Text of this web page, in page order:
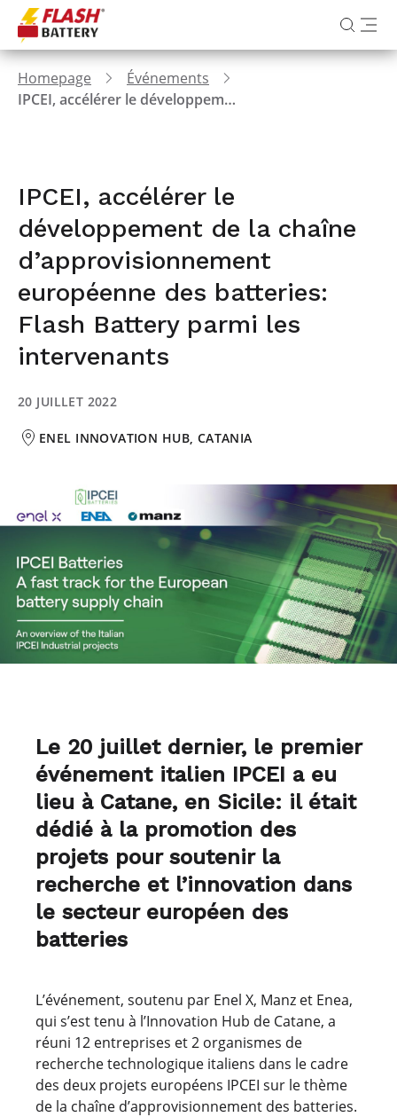
Homepage
Événements
IPCEI, accélérer le développement de la chaîne d’approvisionnement européenne des batteries: Flash Battery parmi les intervenants
IPCEI, accélérer le
développement de la chaîne
d’approvisionnement
européenne des batteries:
Flash Battery parmi les
intervenants
20 JUILLET 2022
ENEL INNOVATION HUB, CATANIA
Le 20 juillet dernier, le premier
événement italien IPCEI a eu
lieu à Catane, en Sicile: il était
dédié à la promotion des
projets pour soutenir la
recherche et l’innovation dans
le secteur européen des
batteries
L’événement, soutenu par Enel X, Manz et Enea,
qui s’est tenu à l’Innovation Hub de Catane, a
réuni 12 entreprises et 2 organismes de
recherche technologique italiens dans le cadre
des deux projets européens IPCEI sur le thème
de la chaîne d’approvisionnement des batteries.